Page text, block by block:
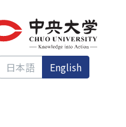
日本語 English